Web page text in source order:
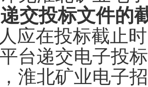
交投标文件的
应在投标截止
台递交电子投
淮北矿业电子